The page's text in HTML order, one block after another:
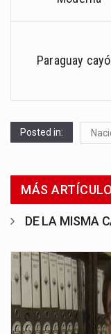
Paraguay
Posted in:
MÁS
DE LA MISMA